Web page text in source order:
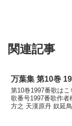
関連記事
万葉集 第10巻
第10巻1997番歌は
歌番号1997番歌作者
方之 天漢原丹 奴延